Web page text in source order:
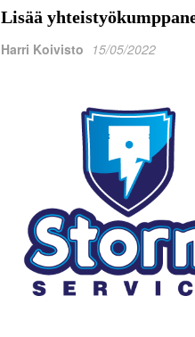
Lisää
Harri Koivisto 15/05/2022